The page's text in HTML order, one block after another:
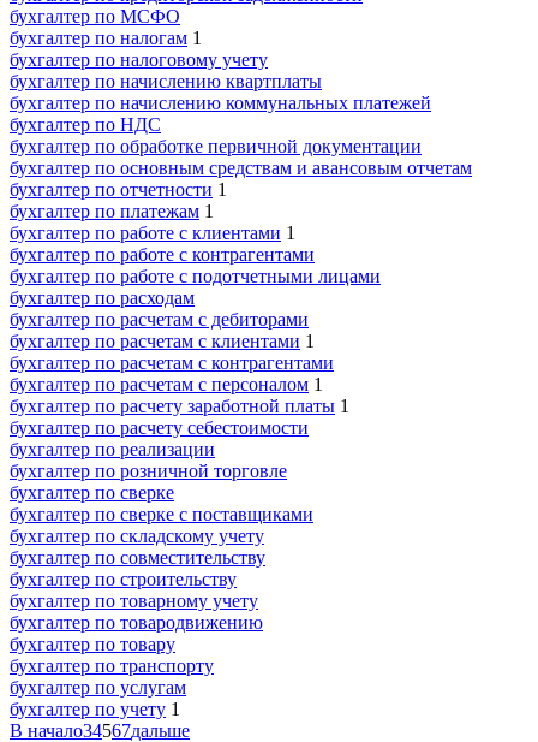
бухгалтер по МСФО
бухгалтер по налогам 1
бухгалтер по налоговому учету
бухгалтер по начислению квартплаты
бухгалтер по начислению коммунальных платежей
бухгалтер по НДС
бухгалтер по обработке первичной документации
бухгалтер по основным средствам и авансовым отчетам
бухгалтер по отчетности 1
бухгалтер по платежам 1
бухгалтер по работе с клиентами 1
бухгалтер по работе с контрагентами
бухгалтер по работе с подотчетными лицами
бухгалтер по расходам
бухгалтер по расчетам с дебиторами
бухгалтер по расчетам с клиентами 1
бухгалтер по расчетам с контрагентами
бухгалтер по расчетам с персоналом 1
бухгалтер по расчету заработной платы 1
бухгалтер по расчету себестоимости
бухгалтер по реализации
бухгалтер по розничной торговле
бухгалтер по сверке
бухгалтер по сверке с поставщиками
бухгалтер по складскому учету
бухгалтер по совместительству
бухгалтер по строительству
бухгалтер по товарному учету
бухгалтер по товародвижению
бухгалтер по товару
бухгалтер по транспорту
бухгалтер по услугам
бухгалтер по учету 1
В начало34567дальше